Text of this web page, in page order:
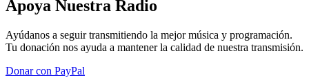
Apoya Nuestra Radio
Ayúdanos a seguir transmitiendo la mejor música y programación.
Tu donación nos ayuda a mantener la calidad de nuestra transmisión.
Donar con PayPal